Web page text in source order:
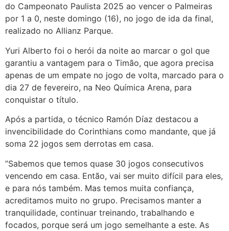
do Campeonato Paulista 2025 ao vencer o Palmeiras
por 1 a 0, neste domingo (16), no jogo de ida da final,
realizado no Allianz Parque.
Yuri Alberto foi o herói da noite ao marcar o gol que
garantiu a vantagem para o Timão, que agora precisa
apenas de um empate no jogo de volta, marcado para o
dia 27 de fevereiro, na Neo Química Arena, para
conquistar o título.
Após a partida, o técnico Ramón Díaz destacou a
invencibilidade do Corinthians como mandante, que já
soma 22 jogos sem derrotas em casa.
”Sabemos que temos quase 30 jogos consecutivos
vencendo em casa. Então, vai ser muito difícil para eles,
e para nós também. Mas temos muita confiança,
acreditamos muito no grupo. Precisamos manter a
tranquilidade, continuar treinando, trabalhando e
focados, porque será um jogo semelhante a este. As